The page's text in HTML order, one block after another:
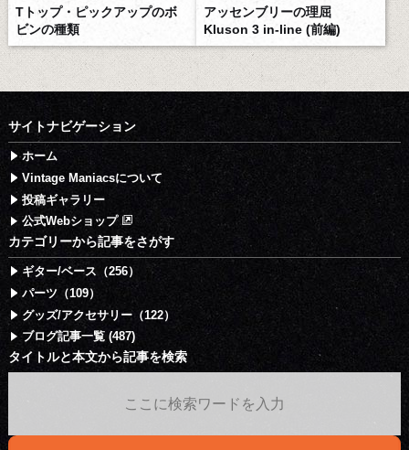
Tトップ・ピックアップのボ
ビンの種類
アッセンブリーの理屈
Kluson 3 in-line (前編)
サイトナビゲーション
ホーム
Vintage Maniacsについて
投稿ギャラリー
公式Webショップ
カテゴリーから記事をさがす
ギター/ベース（256）
パーツ（109）
グッズ/アクセサリー（122）
ブログ記事一覧 (487)
タイトルと本文から記事を検索